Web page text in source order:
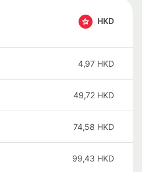
HKD
4,97 HKD
49,72 HKD
74,58 HKD
99,43 HKD